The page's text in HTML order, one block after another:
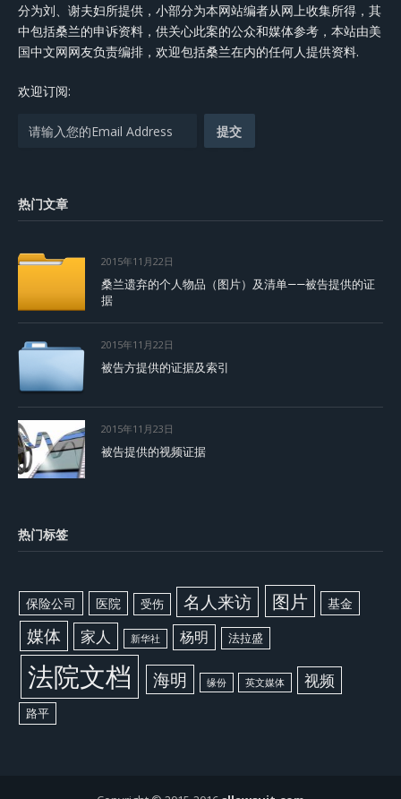
分为刘、谢夫妇所提供，小部分为本网站编者从网上收集所得，其
中包括桑兰的申诉资料，供关心此案的公众和媒体参考，本站由美
国中文网网友负责编排，欢迎包括桑兰在内的任何人提供资料.
欢迎订阅:
热门文章
2015年11月22日
桑兰遗弃的个人物品（图片）及清单——被告提供的证
据
2015年11月22日
被告方提供的证据及索引
2015年11月23日
被告提供的视频证据
热门标签
保险公司 医院 受伤 名人来访 图片 基金
媒体 家人 新华社 杨明 法拉盛
法院文档 海明 缘份 英文媒体 视频
路平